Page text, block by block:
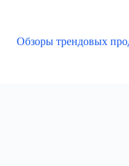
Обзоры трендовых